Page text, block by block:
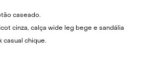
caseado.
cinza, calça wide leg bege e sandália
casual chique.